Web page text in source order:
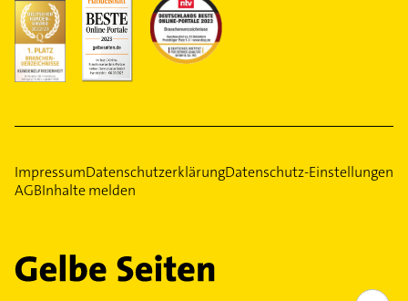
ImpressumDatenschutzerklärungDatenschutz-Einstellungen
AGBInhalte melden